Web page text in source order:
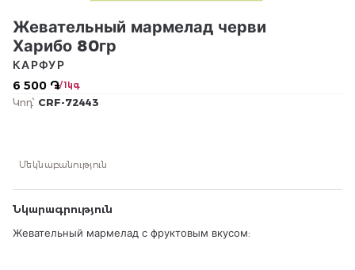
Жевательный мармелад черви
Харибо 80гр
6 500 ֏/ 1կգ
КАРФУР
Կոդ՝ CRF-72443
Մեկնաբանություն
Նկարագրություն
Жевательный мармелад с фруктовым вкусом: